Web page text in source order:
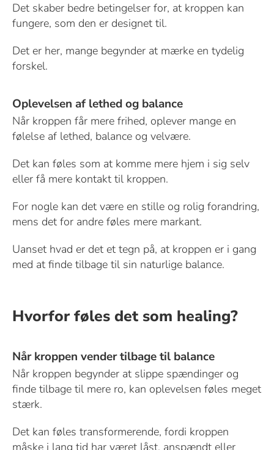
Det skaber bedre betingelser for, at kroppen kan
fungere, som den er designet til.
Det er her, mange begynder at mærke en tydelig
forskel.
Oplevelsen af lethed og balance
Når kroppen får mere frihed, oplever mange en
følelse af lethed, balance og velvære.
Det kan føles som at komme mere hjem i sig selv
eller få mere kontakt til kroppen.
For nogle kan det være en stille og rolig forandring,
mens det for andre føles mere markant.
Uanset hvad er det et tegn på, at kroppen er i gang
med at finde tilbage til sin naturlige balance.
Hvorfor føles det som healing?
Når kroppen vender tilbage til balance
Når kroppen begynder at slippe spændinger og
finde tilbage til mere ro, kan oplevelsen føles meget
stærk.
Det kan føles transformerende, fordi kroppen
måske i lang tid har været låst, anspændt eller